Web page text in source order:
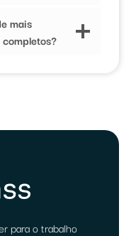
mais
para o trabalho